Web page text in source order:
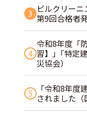
3 ビルクリー
第9回合格者
4
令和8年度「
習】」｢特定
災協会）
5
「令和8年
されました（